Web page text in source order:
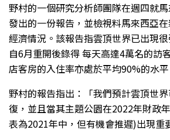
野村的一個研究分析師團隊在週四就
發出的一份報告，並檢視料馬來西亞
經濟情況。該報告指雲頂世界已出現
自6月重開後錄得 每天高達4萬名的訪
店客房的入住率亦處於平均90%的水平
野村的報告指出：「我們預計雲頂世
復，並且當其主題公園在2022年財政
表為2021年中，但有機會推遲)出現重